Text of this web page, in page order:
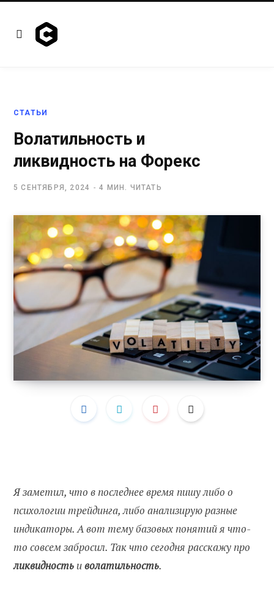
СТАТЬИ
Волатильность и
ликвидность на Форекс
5 СЕНТЯБРЯ, 2024 4 МИН. ЧИТАТЬ
Я заметил, что в последнее время пишу либо о
психологии трейдинга, либо анализирую разные
индикаторы. А вот тему базовых понятий я что-
то совсем забросил. Так что сегодня расскажу про
ликвидность иволатильность.